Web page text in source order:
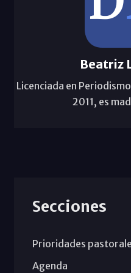
Beatriz
Licenciada en
2011, es
Secciones
Prioridades
Agenda